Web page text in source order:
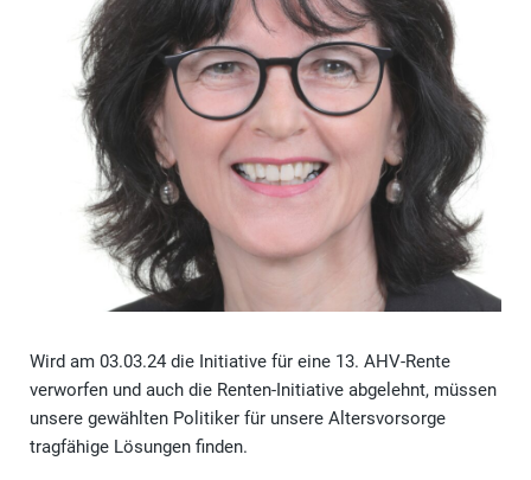
Wird am 03.03.24 die Initiative für eine 13. AHV-Rente
verworfen und auch die Renten-Initiative abgelehnt, müssen
unsere gewählten Politiker für unsere Altersvorsorge
tragfähige Lösungen finden.